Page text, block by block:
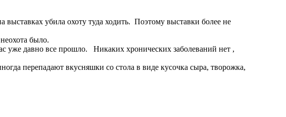
убила охоту туда ходить. Поэтому выставки более не
было.
уже давно все прошло. Никаких хронических заболеваний нет ,
перепадают вкусняшки со стола в виде кусочка сыра, творожка,